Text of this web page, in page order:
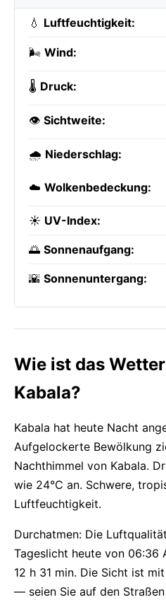
💧 Luftfeuchtigkeit:
🌬️ Wind:
🌡️ Druck:
👁️ Sichtweite:
🌧️ Niederschlag:
☁️ Wolkenbedeckung:
☀️ UV-Index:
🌅 Sonnenaufgang:
🌇 Sonnenuntergang:
Wie ist das
Kabala?
Kabala hat heute Nacht
Aufgelockerte Bewölkung
Nachthimmel von Kabala.
wie 24°C an. Schwere,
Luftfeuchtigkeit.
Durchatmen: Die
Tageslicht heute von 06:36
12 h 31 min. Die Sicht ist
— seien Sie auf den